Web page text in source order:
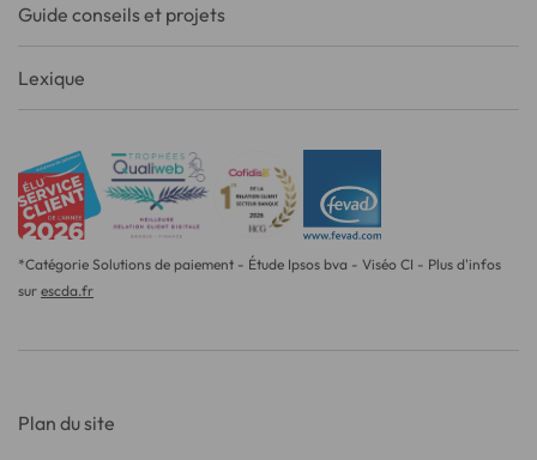
Guide conseils et projets
Lexique
*Catégorie Solutions de paiement - Étude Ipsos bva - Viséo CI - Plus d'infos
sur escda.fr
Plan du site